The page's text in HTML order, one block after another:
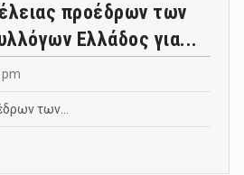
προέδρων των
Ελλάδος για...
pm
των…